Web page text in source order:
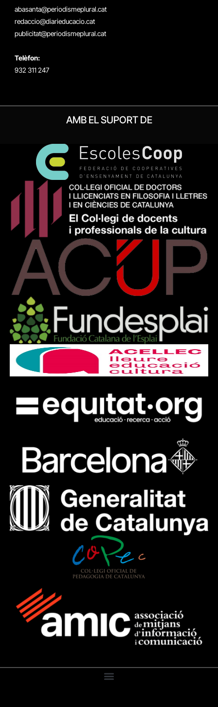
abasanta@periodismeplural.cat
redaccio@diarieducacio.cat
publicitat@periodismeplural.cat
Telèfon:
932 311 247
AMB EL SUPORT DE